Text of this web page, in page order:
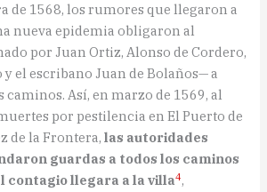
de 1568, los rumores que llegaron a
nueva epidemia obligaron al
por Juan Ortiz, Alonso de Cordero,
el escribano Juan de Bolaños— a
Así, en marzo de 1569, al
por pestilencia en El Puerto de
de la Frontera,las autoridades
guardas a todos los caminos
contagio llegara a la villa4,